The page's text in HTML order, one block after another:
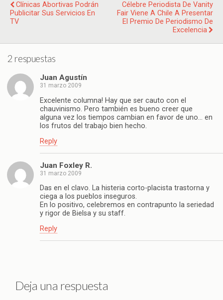
Clínicas Abortivas Podrán
Publicitar Sus Servicios En
TV
Célebre Periodista De Vanity
Fair Viene A Chile A Presentar
El Premio De Periodismo De
Excelencia
2 respuestas
Juan Agustín
31 marzo 2009
Excelente columna! Hay que ser cauto con el
chauvinismo. Pero también es bueno creer que
alguna vez los tiempos cambian en favor de uno… en
los frutos del trabajo bien hecho.
Reply
Juan Foxley R.
31 marzo 2009
Das en el clavo. La histeria corto-placista trastorna y
ciega a los pueblos inseguros.
En lo positivo, celebremos en contrapunto la seriedad
y rigor de Bielsa y su staff.
Reply
Deja una respuesta